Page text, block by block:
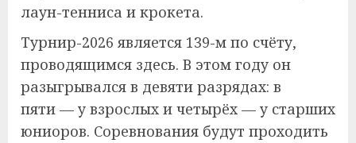
лаун-тенниса и крокета.
Турнир-2026 является 139-м по счёту,
проводящимся здесь. В этом году он
разыгрывался в девяти разрядах: в
пяти — у взрослых и четырёх — у старших
юниоров. Соревнования будут проходить